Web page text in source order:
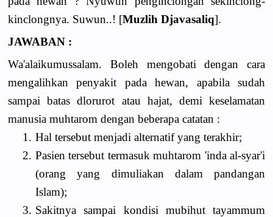
kinclongnya. Suwun..! [Muzlih Djavasaliq].
JAWABAN :
Wa'alaikumussalam. Boleh mengobati dengan cara
mengalihkan penyakit pada hewan, apabila sudah
sampai batas dlorurot atau hajat, demi keselamatan
manusia muhtarom dengan beberapa catatan :
1. Hal tersebut menjadi alternatif yang terakhir;
2. Pasien tersebut termasuk muhtarom 'inda al-syar'i
(orang yang dimuliakan dalam pandangan
Islam);
3. Sakitnya sampai kondisi mubihut tayammum